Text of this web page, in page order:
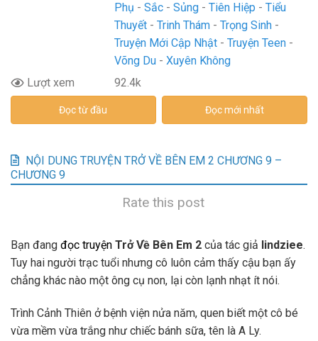
Phụ
Sắc Sủng Tiên Hiệp
Tiểu
Thuyết
Trinh Thám
Trọng Sinh
Truyện Mới Cập Nhật
Truyện Teen
Võng Du
Xuyên Không
Lượt xem
92.4k
Đọc từ đầu Đọc mới nhất
NỘI DUNG TRUYỆN TRỞ VỀ BÊN EM 2 CHƯƠNG 9 –
CHƯƠNG 9
Rate this post
Bạn đang đọc truyện Trở Về Bên Em 2 của tác giả lindziee.
Tuy hai người trạc tuổi nhưng cô luôn cảm thấy cậu bạn ấy
chẳng khác nào một ông cụ non, lại còn lạnh nhạt ít nói.
Trình Cảnh Thiên ở bệnh viện nửa năm, quen biết một cô bé
vừa mềm vừa trắng như chiếc bánh sữa, tên là A Ly.